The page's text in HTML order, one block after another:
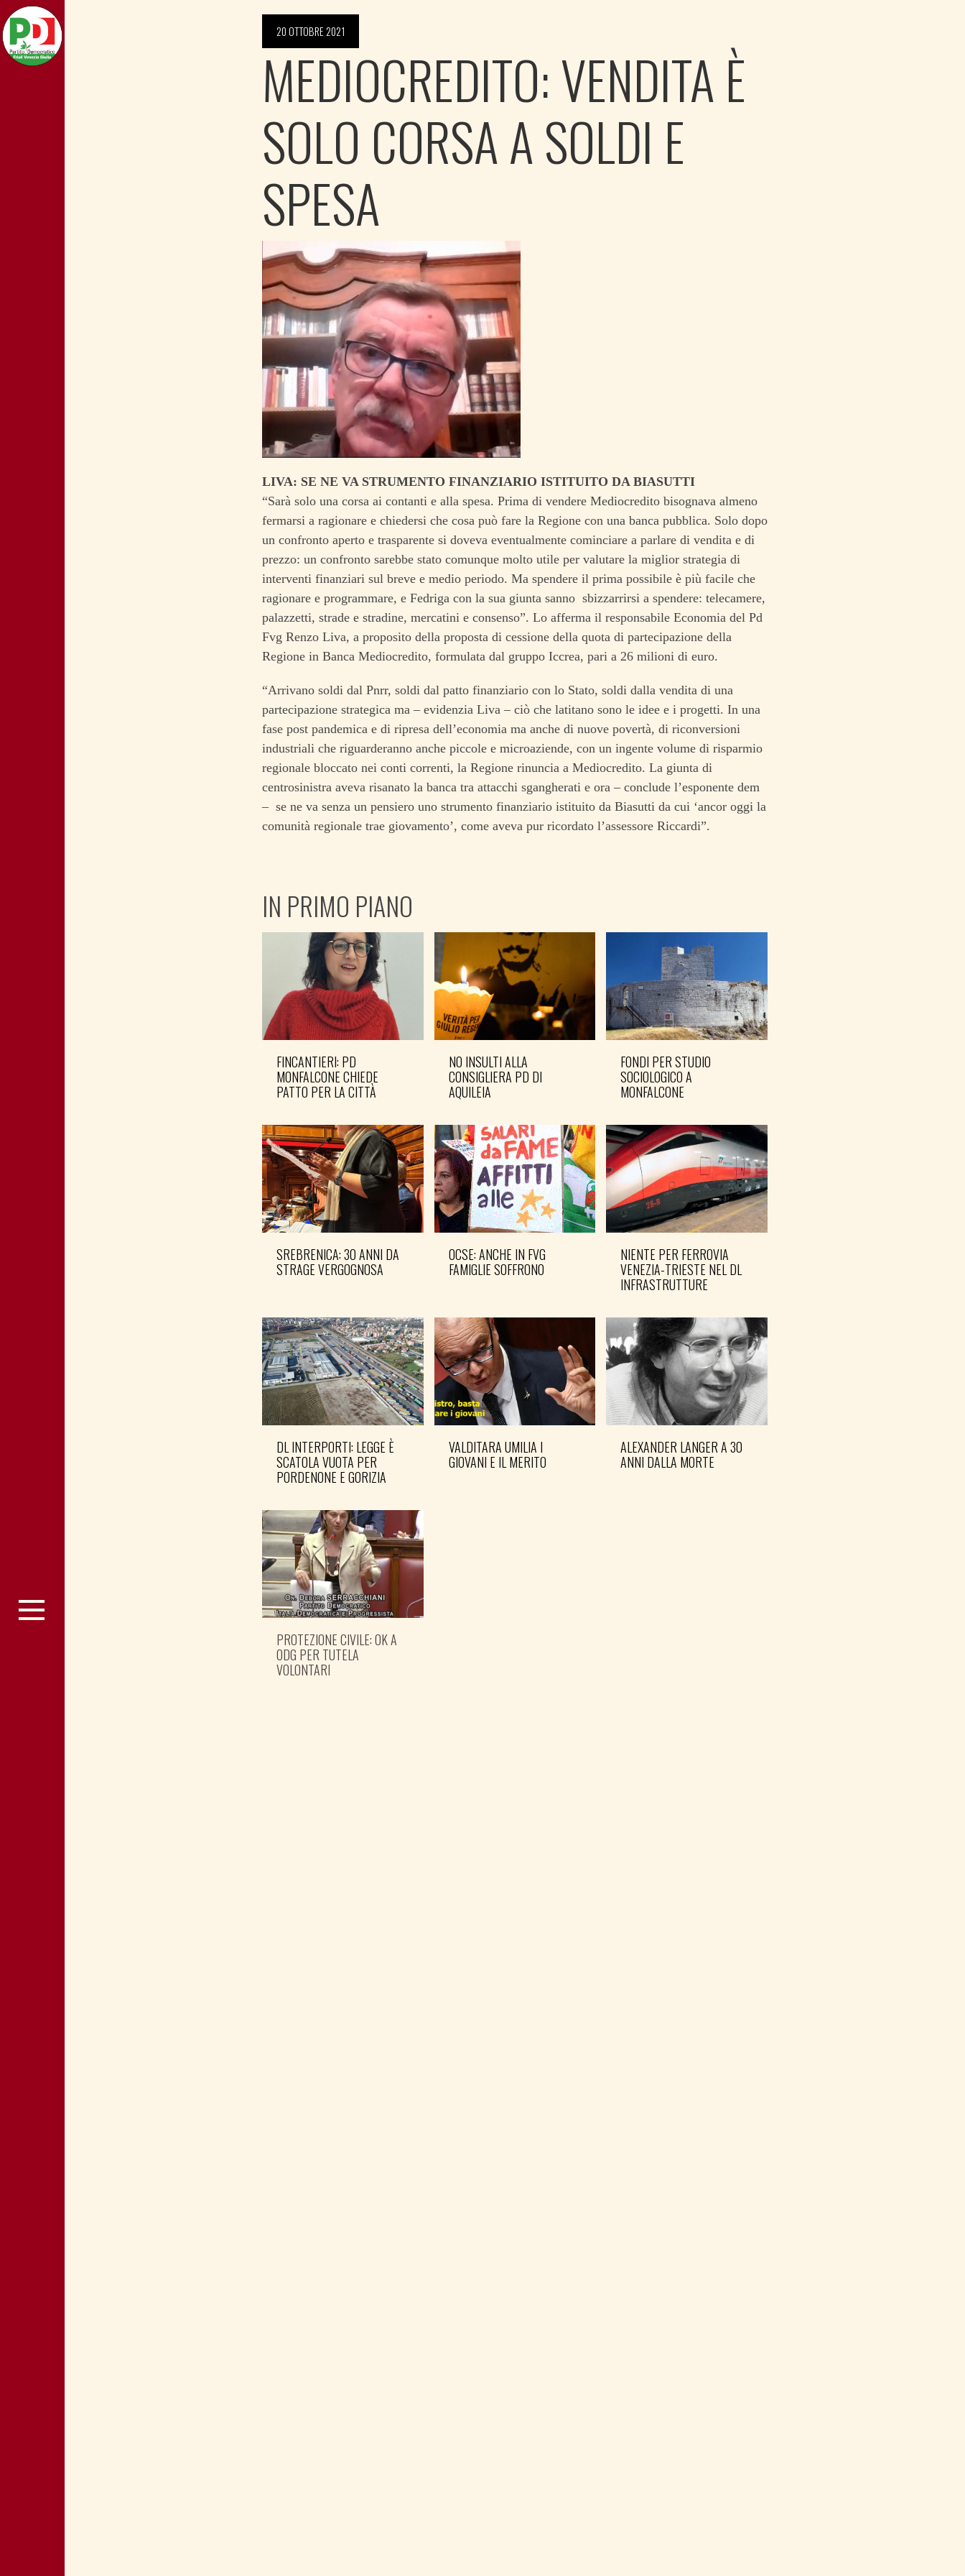
20 OTTOBRE 2021
MEDIOCREDITO: VENDITA È
SOLO CORSA A SOLDI E
SPESA
LIVA: SE NE VA STRUMENTO FINANZIARIO ISTITUITO DA BIASUTTI
“Sarà solo una corsa ai contanti e alla spesa. Prima di vendere Mediocredito bisognava almeno
fermarsi a ragionare e chiedersi che cosa può fare la Regione con una banca pubblica. Solo dopo
un confronto aperto e trasparente si doveva eventualmente cominciare a parlare di vendita e di
prezzo: un confronto sarebbe stato comunque molto utile per valutare la miglior strategia di
interventi finanziari sul breve e medio periodo. Ma spendere il prima possibile è più facile che
ragionare e programmare, e Fedriga con la sua giunta sanno sbizzarrirsi a spendere: telecamere,
palazzetti, strade e stradine, mercatini e consenso”. Lo afferma il responsabile Economia del Pd
Fvg Renzo Liva, a proposito della proposta di cessione della quota di partecipazione della
Regione in Banca Mediocredito, formulata dal gruppo Iccrea, pari a 26 milioni di euro.
“Arrivano soldi dal Pnrr, soldi dal patto finanziario con lo Stato, soldi dalla vendita di una
partecipazione strategica ma – evidenzia Liva – ciò che latitano sono le idee e i progetti. In una
fase post pandemica e di ripresa dell’economia ma anche di nuove povertà, di riconversioni
industriali che riguarderanno anche piccole e microaziende, con un ingente volume di risparmio
regionale bloccato nei conti correnti, la Regione rinuncia a Mediocredito. La giunta di
centrosinistra aveva risanato la banca tra attacchi sgangherati e ora – conclude l’esponente dem
– se ne va senza un pensiero uno strumento finanziario istituito da Biasutti da cui ‘ancor oggi la
comunità regionale trae giovamento’, come aveva pur ricordato l’assessore Riccardi”.
IN PRIMO PIANO
FINCANTIERI: PD
MONFALCONE CHIEDE
PATTO PER LA CITTÀ
NO INSULTI ALLA
CONSIGLIERA PD DI
AQUILEIA
FONDI PER STUDIO
SOCIOLOGICO A
MONFALCONE
SREBRENICA: 30 ANNI DA
STRAGE VERGOGNOSA
OCSE: ANCHE IN FVG
FAMIGLIE SOFFRONO
NIENTE PER FERROVIA
VENEZIA-TRIESTE NEL DL
INFRASTRUTTURE
DL INTERPORTI: LEGGE È
SCATOLA VUOTA PER
PORDENONE E GORIZIA
VALDITARA UMILIA I
GIOVANI E IL MERITO
ALEXANDER LANGER A 30
ANNI DALLA MORTE
PROTEZIONE CIVILE: OK A
ODG PER TUTELA
VOLONTARI